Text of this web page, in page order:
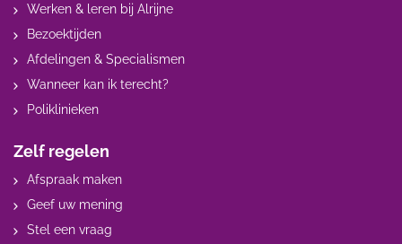
Werken & leren bij Alrijne
Bezoektijden
Afdelingen & Specialismen
Wanneer kan ik terecht?
Poliklinieken
Zelf regelen
Afspraak maken
Geef uw mening
Stel een vraag